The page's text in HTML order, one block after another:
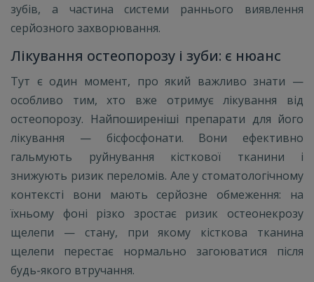
зубів, а частина системи раннього виявлення
серйозного захворювання.
Лікування остеопорозу і зуби: є нюанс
Тут є один момент, про який важливо знати —
особливо тим, хто вже отримує лікування від
остеопорозу. Найпоширеніші препарати для його
лікування — бісфосфонати. Вони ефективно
гальмують руйнування кісткової тканини і
знижують ризик переломів. Але у стоматологічному
контексті вони мають серйозне обмеження: на
їхньому фоні різко зростає ризик остеонекрозу
щелепи — стану, при якому кісткова тканина
щелепи перестає нормально загоюватися після
будь-якого втручання.